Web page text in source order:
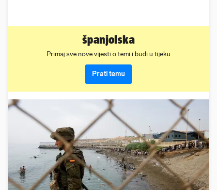
španjolska
Primaj sve nove vijesti o temi i budi u tijeku
Prati temu